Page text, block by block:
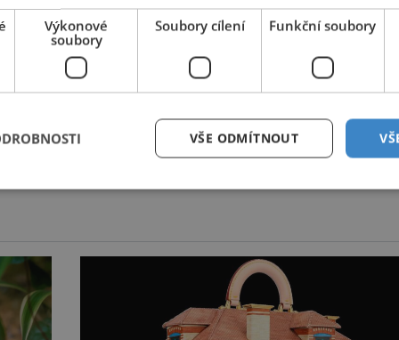
hepatogastroenterologie IKEM vPraze, poslanec
město Praha.
užívá metody TCIM 30 až 70 %
obyvatelstva. V České
by uvítalo 85 % respondentů dostupnost oborů TCIM ve
Výkonové
soubory
Soubory cílení Funkční soubory
VŠE ODMÍTNOUT